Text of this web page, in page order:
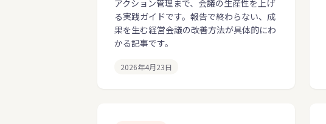
アクション管理まで、会議の生産性を上げ
る実践ガイドです。報告で終わらない、成
果を生む経営会議の改善方法が具体的にわ
かる記事です。
2026年4月23日